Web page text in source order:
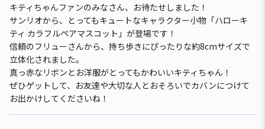
キティちゃんファンのみなさん、お待たせしました！
サンリオから、とってもキュートなキャラクター小物「ハローキ
ティ カラフルペアマスコット」が登場です！
信頼のフリューさんから、持ち歩きにぴったりな約8cmサイズで
立体化されました。
真っ赤なリボンとお洋服がとってもかわいいキティちゃん！
ぜひゲットして、お友達や大切な人とおそろいでカバンにつけて
お出かけしてくださいね！